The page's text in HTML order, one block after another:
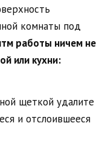
комнаты под
работы ничем не
или кухни:
щеткой удалите
и отслоившееся